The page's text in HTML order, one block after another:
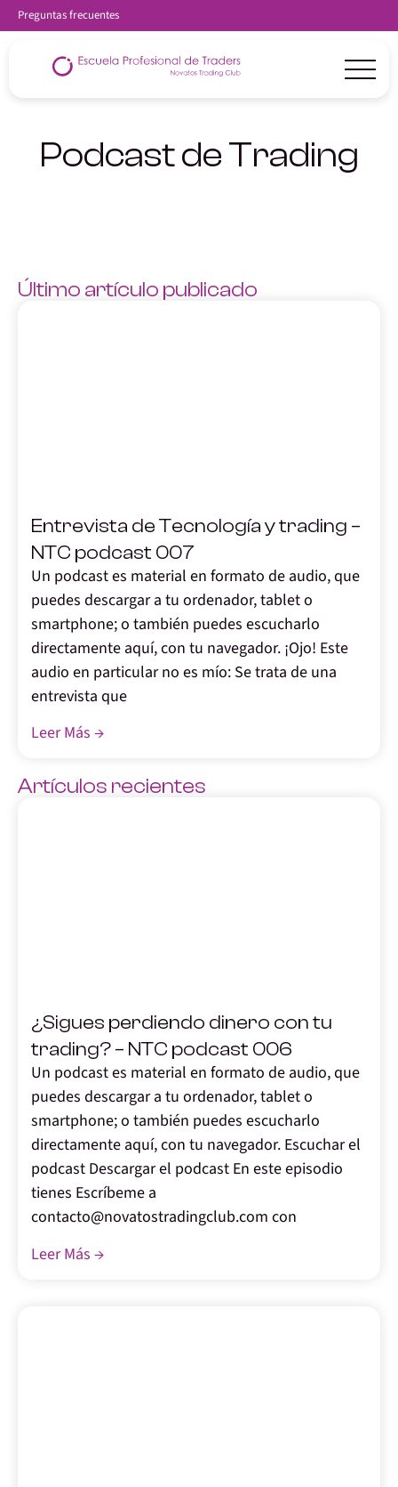
Preguntas frecuentes
Podcast de Trading
Último artículo publicado
Entrevista de Tecnología y trading –
NTC podcast 007
Un podcast es material en formato de audio, que
puedes descargar a tu ordenador, tablet o
smartphone; o también puedes escucharlo
directamente aquí, con tu navegador. ¡Ojo! Este
audio en particular no es mío: Se trata de una
entrevista que
Leer Más →
Artículos recientes
¿Sigues perdiendo dinero con tu
trading? – NTC podcast 006
Un podcast es material en formato de audio, que
puedes descargar a tu ordenador, tablet o
smartphone; o también puedes escucharlo
directamente aquí, con tu navegador. Escuchar el
podcast Descargar el podcast En este episodio
tienes Escríbeme a
contacto@novatostradingclub.com con
Leer Más →